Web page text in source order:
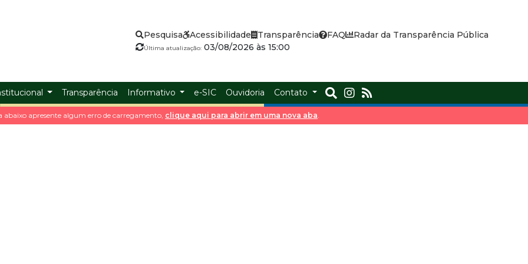
Pesquisa Acessibilidade Transparência FAQ Radar da Transparência Pública
Última atualização:03/08/2026 às 15:00
Transparência Informativo e-SIC Ouvidoria Contato
abaixo apresente algum erro de carregamento, clique aqui para abrir em uma nova aba.